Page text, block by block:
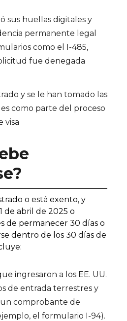
sus huellas digitales y
permanente legal
como el I-485,
fue denegada
y se le han tomado las
como parte del proceso
visa
o está exento, y
de abril de 2025 o
de permanecer 30 días o
dentro de los 30 días de
ingresaron a los EE. UU.
de entrada terrestres y
comprobante de
el formulario I-94).